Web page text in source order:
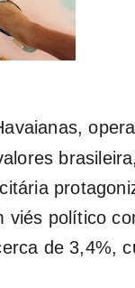
,
viés político
de 3,4%,